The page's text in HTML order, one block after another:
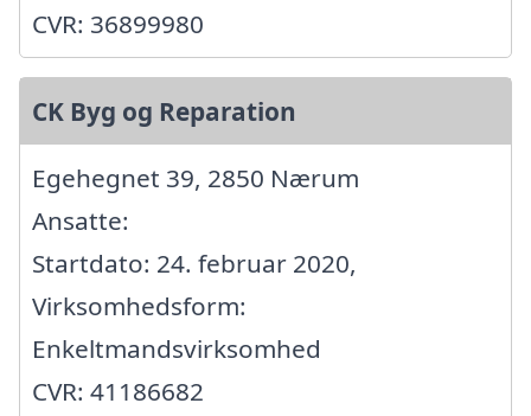
CVR: 36899980
CK Byg og Reparation
Egehegnet 39, 2850 Nærum
Ansatte:
Startdato: 24. februar 2020,
Virksomhedsform:
Enkeltmandsvirksomhed
CVR: 41186682